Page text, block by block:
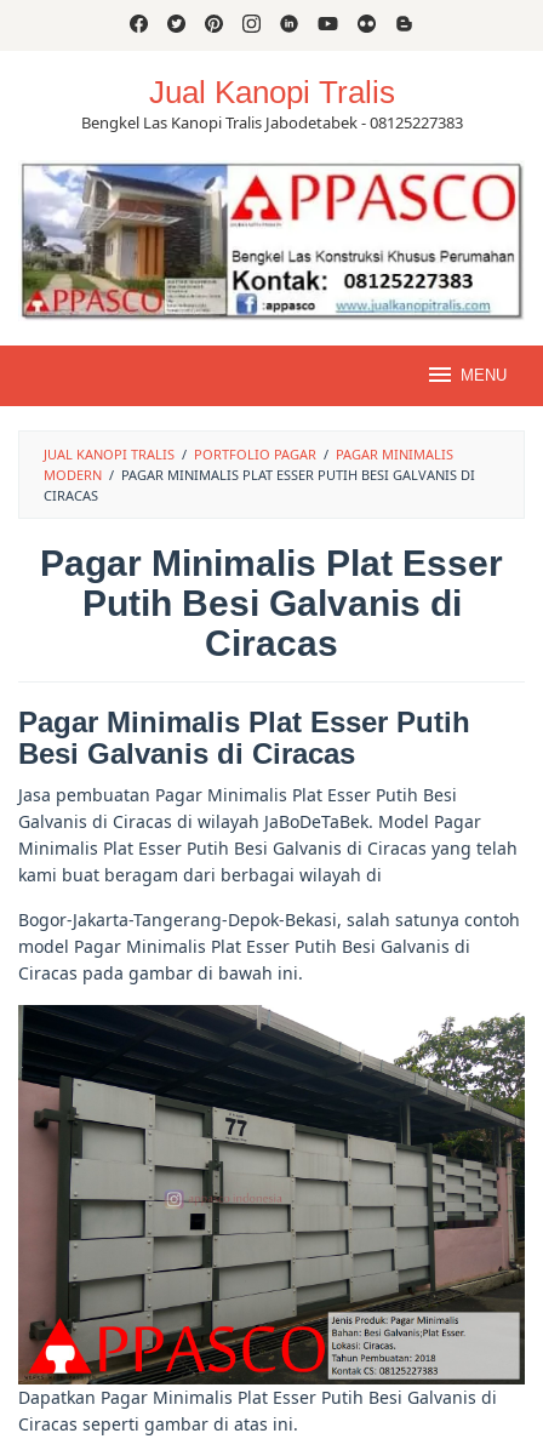
Jual Kanopi Tralis
Bengkel Las Kanopi Tralis Jabodetabek - 08125227383
MENU
JUAL KANOPI TRALIS / PORTFOLIO PAGAR / PAGAR MINIMALIS
MODERN / PAGAR MINIMALIS PLAT ESSER PUTIH BESI GALVANIS DI
CIRACAS
Pagar Minimalis Plat Esser
Putih Besi Galvanis di
Ciracas
Pagar Minimalis Plat Esser Putih
Besi Galvanis di Ciracas
Jasa pembuatan Pagar Minimalis Plat Esser Putih Besi
Galvanis di Ciracas di wilayah JaBoDeTaBek. Model Pagar
Minimalis Plat Esser Putih Besi Galvanis di Ciracas yang telah
kami buat beragam dari berbagai wilayah di
Bogor-Jakarta-Tangerang-Depok-Bekasi, salah satunya contoh
model Pagar Minimalis Plat Esser Putih Besi Galvanis di
Ciracas pada gambar di bawah ini.
Dapatkan Pagar Minimalis Plat Esser Putih Besi Galvanis di
Ciracas seperti gambar di atas ini.